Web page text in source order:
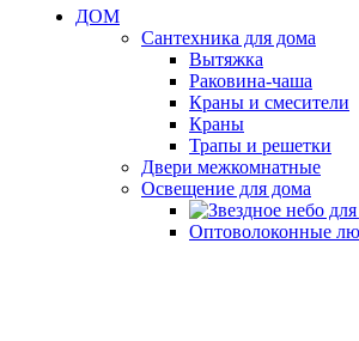
ДОМ
Сантехника для дома
Вытяжка
Раковина-чаша
Краны и смесители
Краны
Трапы и решетки
Двери межкомнатные
Освещение для дома
Оптоволоконные